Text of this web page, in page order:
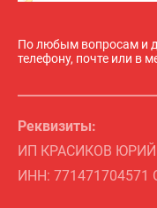
По любым вопросам и
телефону, почте или в
Реквизиты:
ИП КРАСИКОВ
ИНН: 771471704571